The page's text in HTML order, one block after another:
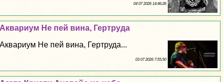
04 07 2026 14:46:26
Аквариум Не пей вина, Гертруда
Аквариум Не пей вина, Гертруда...
03 07 2026 7:55:50